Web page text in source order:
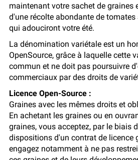
maintenant votre sachet de graines
d'une récolte abondante de
qui adouciront votre été.
La dénomination variétale est un
OpenSource, grâce à laquelle cette
commun et ne doit pas poursuivre
commerciaux par des droits de
Licence Open-Source :
Graines avec les mêmes droits et
En achetant les graines ou en
graines, vous acceptez, par le biais
dispositions d'un contrat de licence
engagez notamment à ne pas